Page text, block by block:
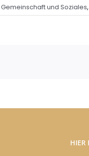
Gemeinschaft und Soziales,
HIER